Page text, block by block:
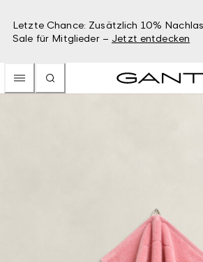
Letzte Chance: Zusätzlich 10%
Sale für Mitglieder – Jetzt entdecken